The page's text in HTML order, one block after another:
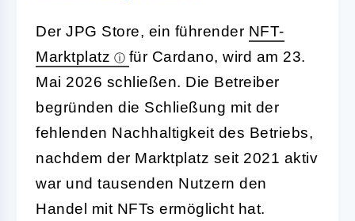
Der JPG Store, ein führender NFT-
Marktplatz
für Cardano, wird am 23.
Mai 2026 schließen. Die Betreiber
begründen die Schließung mit der
fehlenden Nachhaltigkeit des Betriebs,
nachdem der Marktplatz seit 2021 aktiv
war und tausenden Nutzern den
Handel mit NFTs ermöglicht hat.